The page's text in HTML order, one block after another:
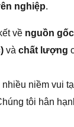
nghiệp.
về nguồn
và chất lượng
niềm vui
tôi hân